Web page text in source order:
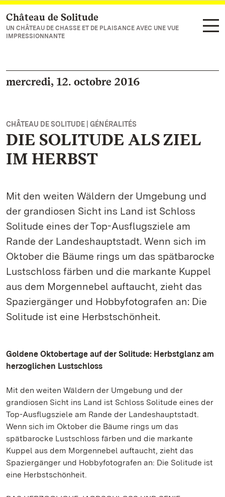
Vers la page d’accueil
Château de Solitude
UN CHÂTEAU DE CHASSE ET DE PLAISANCE AVEC UNE VUE
IMPRESSIONNANTE
mercredi, 12. octobre 2016
CHÂTEAU DE SOLITUDE | GÉNÉRALITÉS
DIE SOLITUDE ALS ZIEL
IM HERBST
Mit den weiten Wäldern der Umgebung und
der grandiosen Sicht ins Land ist Schloss
Solitude eines der Top-Ausflugsziele am
Rande der Landeshauptstadt. Wenn sich im
Oktober die Bäume rings um das spätbarocke
Lustschloss färben und die markante Kuppel
aus dem Morgennebel auftaucht, zieht das
Spaziergänger und Hobbyfotografen an: Die
Solitude ist eine Herbstschönheit.
Goldene Oktobertage auf der Solitude: Herbstglanz am
herzoglichen Lustschloss
Mit den weiten Wäldern der Umgebung und der
grandiosen Sicht ins Land ist Schloss Solitude eines der
Top-Ausflugsziele am Rande der Landeshauptstadt.
Wenn sich im Oktober die Bäume rings um das
spätbarocke Lustschloss färben und die markante
Kuppel aus dem Morgennebel auftaucht, zieht das
Spaziergänger und Hobbyfotografen an: Die Solitude ist
eine Herbstschönheit.